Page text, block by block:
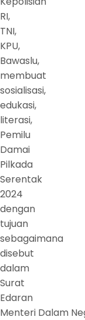
RI,
TNI,
KPU,
Bawaslu,
membuat
sosialisasi,
edukasi,
literasi,
Pemilu
Damai
Pilkada
Serentak
2024
dengan
tujuan
sebagaimana
disebut
dalam
Surat
Edaran
Menteri Dalam